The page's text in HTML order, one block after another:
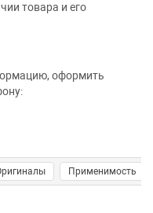
товара и его
оформить
Применимость